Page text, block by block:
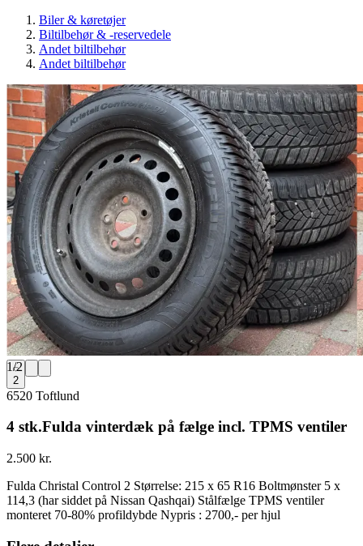
Biler & køretøjer
Biltilbehør & -reservedele
Andet biltilbehør
Andet biltilbehør
1/2
2
6520 Toftlund
4 stk.Fulda vinterdæk på fælge incl. TPMS ventiler
2.500 kr.
Fulda Christal Control 2 Størrelse: 215 x 65 R16 Boltmønster 5 x
114,3 (har siddet på Nissan Qashqai) Stålfælge TPMS ventiler
monteret 70-80% profildybde Nypris : 2700,- per hjul